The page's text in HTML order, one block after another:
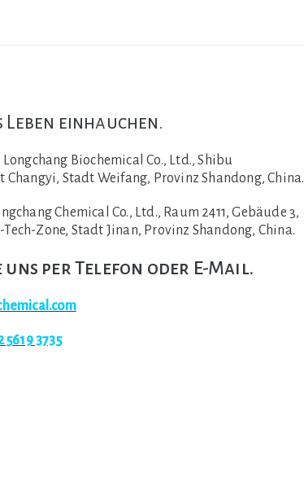
Leben einhauchen.
Biochemical Co., Ltd., Shibu
Changyi, Stadt Weifang, Provinz Shandong, China.
Chemical Co., Ltd., Raum 2411, Gebäude 3,
Zone, Stadt Jinan, Provinz Shandong, China.
per Telefon oder E-Mail.
5619 3735